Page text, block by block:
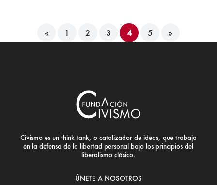
« 1 2 3 4 5 »
Civismo es un think tank, o catalizador de ideas, que trabaja
en la defensa de la libertad personal bajo los principios del
liberalismo clásico.
ÚNETE A NOSOTROS